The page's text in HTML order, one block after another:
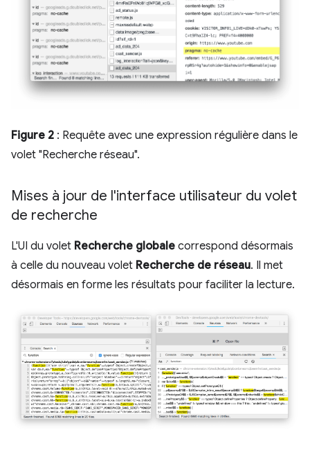
Figure 2 : Requête avec une expression régulière dans le
volet "Recherche réseau".
Mises à jour de l'interface utilisateur du volet
de recherche
L'UI du volet Recherche globale correspond désormais
à celle du nouveau volet Recherche de réseau. Il met
désormais en forme les résultats pour faciliter la lecture.